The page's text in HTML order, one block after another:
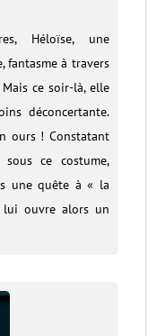
Héloïse, une
fantasme à travers
ce soir-là, elle
déconcertante.
ours ! Constatant
ce costume,
une quête à « la
ouvre alors un